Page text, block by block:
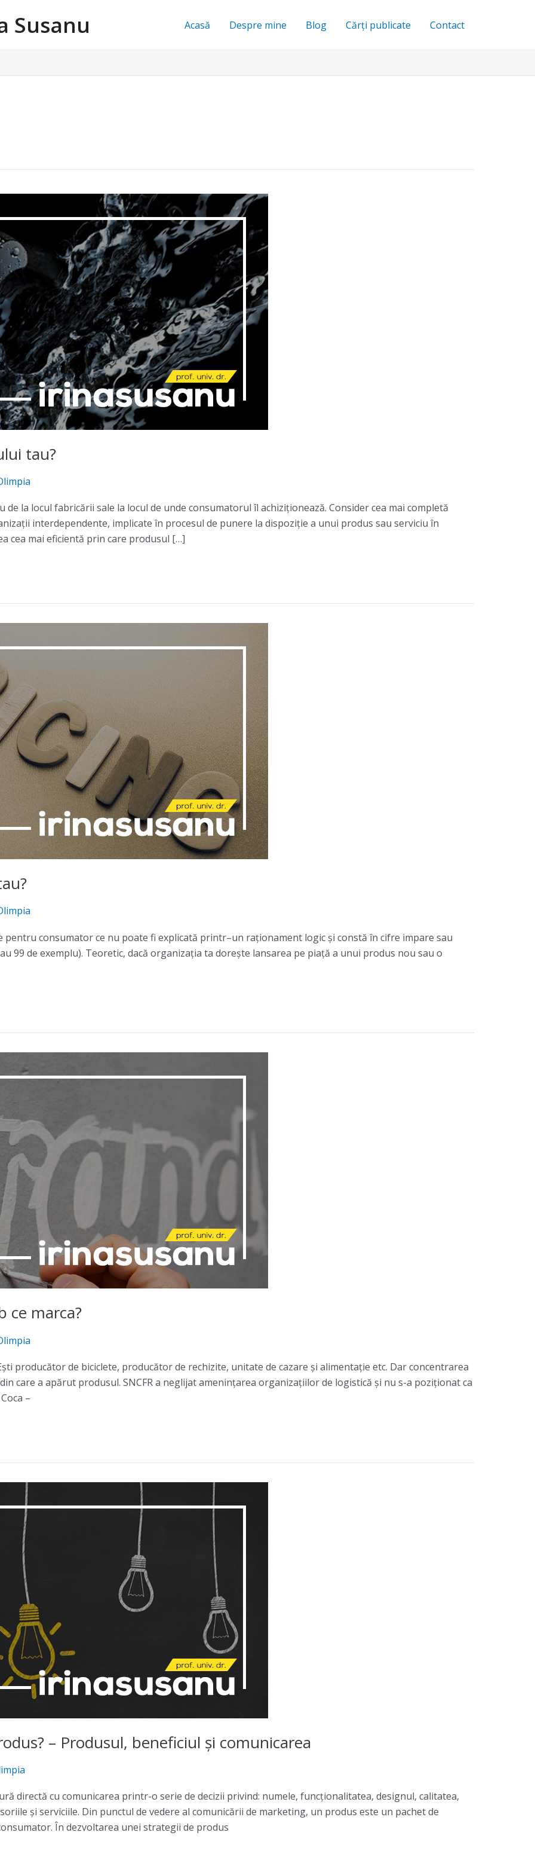
Susanu Acasă Despre mine Blog Cărți publicate Contact
tau?
la locul fabricării sale la locul de unde consumatorul îl achiziţionează. Consider cea mai completă
interdependente, implicate în procesul de punere la dispoziţie a unui produs sau serviciu în
cea mai eficientă prin care produsul […]
consumator ce nu poate fi explicată printr–un raţionament logic şi constă în cifre impare sau
99 de exemplu). Teoretic, dacă organizaţia ta doreşte lansarea pe piaţă a unui produs nou sau o
ce marca?
producător de biciclete, producător de rechizite, unitate de cazare și alimentație etc. Dar concentrarea
care a apărut produsul. SNCFR a neglijat ameninţarea organizaţiilor de logistică şi nu s-a poziţionat ca
–
– Produsul, beneficiul și comunicarea
directă cu comunicarea printr-o serie de decizii privind: numele, funcţionalitatea, designul, calitatea,
şi serviciile. Din punctul de vedere al comunicării de marketing, un produs este un pachet de
În dezvoltarea unei strategii de produs